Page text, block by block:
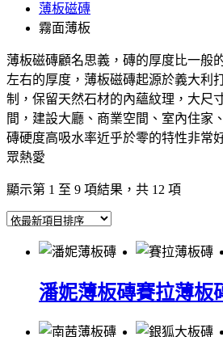
薄板磁磚
霧面薄板
薄板磁磚顧名思義，磚的厚度比一般
左右的厚度，薄板磁磚起源於義大利
制，保留天然石材的內蘊紋理，大尺
間，建設大廳、商業空間、室內住家
磚硬度高吸水率近乎於零的特性非常
眾熱愛
顯示第 1 至 9 項結果，共 12 項依
項
排
序
潘妮薄板磚賽拉薄板